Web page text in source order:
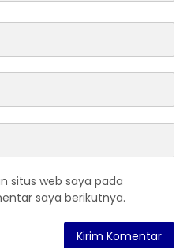
situs web saya pada
saya berikutnya.